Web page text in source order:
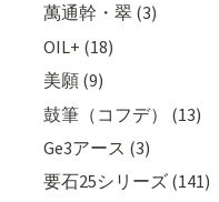
萬通幹・翠 (3)
OIL+ (18)
美願 (9)
鼓筆（コフデ） (13)
Ge3アース (3)
要石25シリーズ (141)